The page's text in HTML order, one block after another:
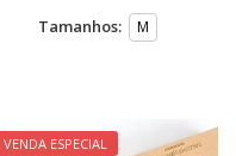
Tamanhos: M
VENDA ESPECIAL